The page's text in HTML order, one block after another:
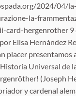
2024/04/
la-
card-hergenrother 9
Elisa Hernández
placer presentamos
Universal de
(Joseph
y cardenal